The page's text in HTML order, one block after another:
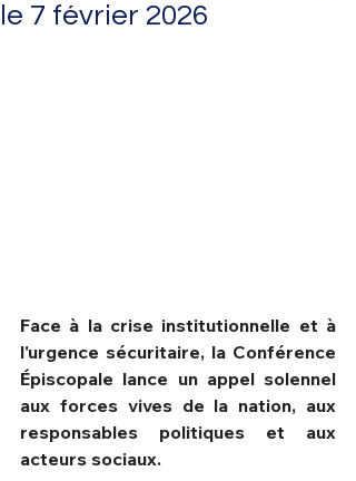
le 7 février 2026
Face à la crise institutionnelle et à
l'urgence sécuritaire, la Conférence
Épiscopale lance un appel solennel
aux forces vives de la nation, aux
responsables politiques et aux
acteurs sociaux.